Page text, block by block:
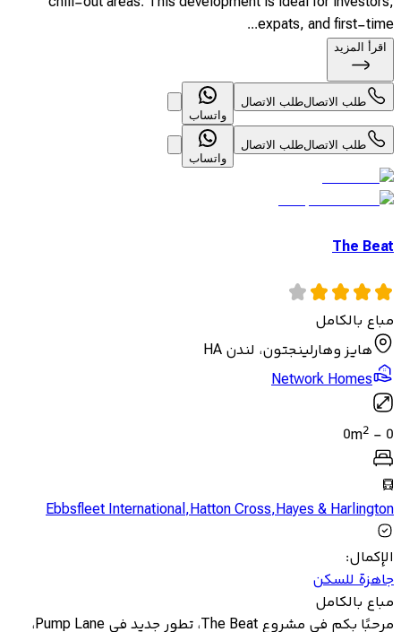
expats, and first-time...
اقرأ المزيد
طلب الاتصالطلب الاتصال
واتساب
طلب الاتصالطلب الاتصال
واتساب
The Beat
مباع بالكامل
هايز وهارلينجتون، لندن HA
Network Homes
0
-
0m2
Ebbsfleet International,Hatton Cross,Hayes & Harlington
الإكمال:
جاهزة للسكن
مباع بالكامل
مرحبًا بكم في مشروع The Beat، تطور جديد في Pump Lane،